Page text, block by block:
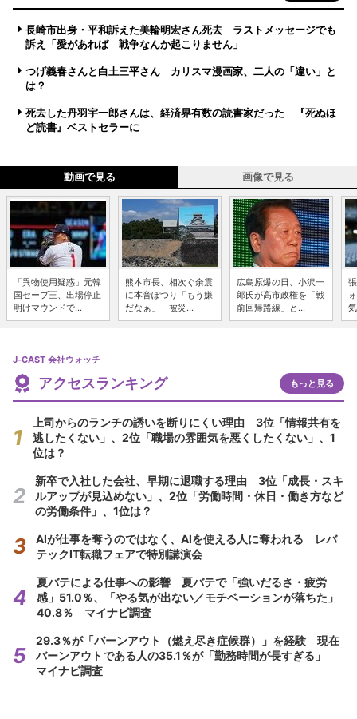
長崎市出身・平和訴えた美輪明宏さん死去 ラストメッセージでも
訴え「愛があれば 戦争なんか起こりません」
つげ義春さんと白土三平さん カリスマ漫画家、二人の「違い」と
は？
死去した丹羽宇一郎さんは、経済界有数の読書家だった 『死ぬほ
ど読書』ベストセラーに
動画で見る 画像で見る
「異物使用疑惑」元韓
国セーブ王、出場停止
明けマウンドで...
熊本市長、相次ぐ余震
に本音ぽつり「もう嫌
だなぁ」 被災...
広島原爆の日、小沢一
郎氏が高市政権を「戦
前回帰路線」と...
J-CAST 会社ウォッチ
アクセスランキング もっと見る
上司からのランチの誘いを断りにくい理由 3位「情報共有を
逃したくない」、2位「職場の雰囲気を悪くしたくない」、1
位は？
新卒で入社した会社、早期に退職する理由 3位「成長・スキ
ルアップが見込めない」、2位「労働時間・休日・働き方など
の労働条件」、1位は？
AIが仕事を奪うのではなく、AIを使える人に奪われる レバ
テックIT転職フェアで特別講演会
夏バテによる仕事への影響 夏バテで「強いだるさ・疲労
感」51.0％、「やる気が出ない／モチベーションが落ちた」
40.8％ マイナビ調査
29.3％が「バーンアウト（燃え尽き症候群）」を経験 現在
バーンアウトである人の35.1％が「勤務時間が長すぎる」
マイナビ調査